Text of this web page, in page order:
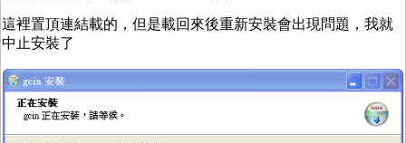
這裡置頂連結載的，但是載回來後重新安裝會出現問題，我就
中止安裝了